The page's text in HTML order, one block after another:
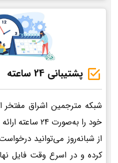
پشتیبانی 24 ساعته
شبکه مترجمین اشراق
خود را به‌صورت
از شبانه‌روز می‌توانید
کرده و در اسرع وقت فایل